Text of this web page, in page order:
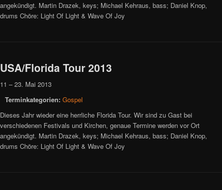
angekündigt. Martin Drazek, keys; Michael Kehraus, bass; Daniel Knop,
drums Chöre: Light Of Light & Wave Of Joy
USA/Florida Tour 2013
11 –23. Mai 2013
Terminkategorien: Gospel
Dieses Jahr wieder eine herrliche Florida Tour. Wir sind zu Gast bei
verschiedenen Festivals und Kirchen, genaue Termine werden vor Ort
angekündigt. Martin Drazek, keys; Michael Kehraus, bass; Daniel Knop,
drums Chöre: Light Of Light & Wave Of Joy